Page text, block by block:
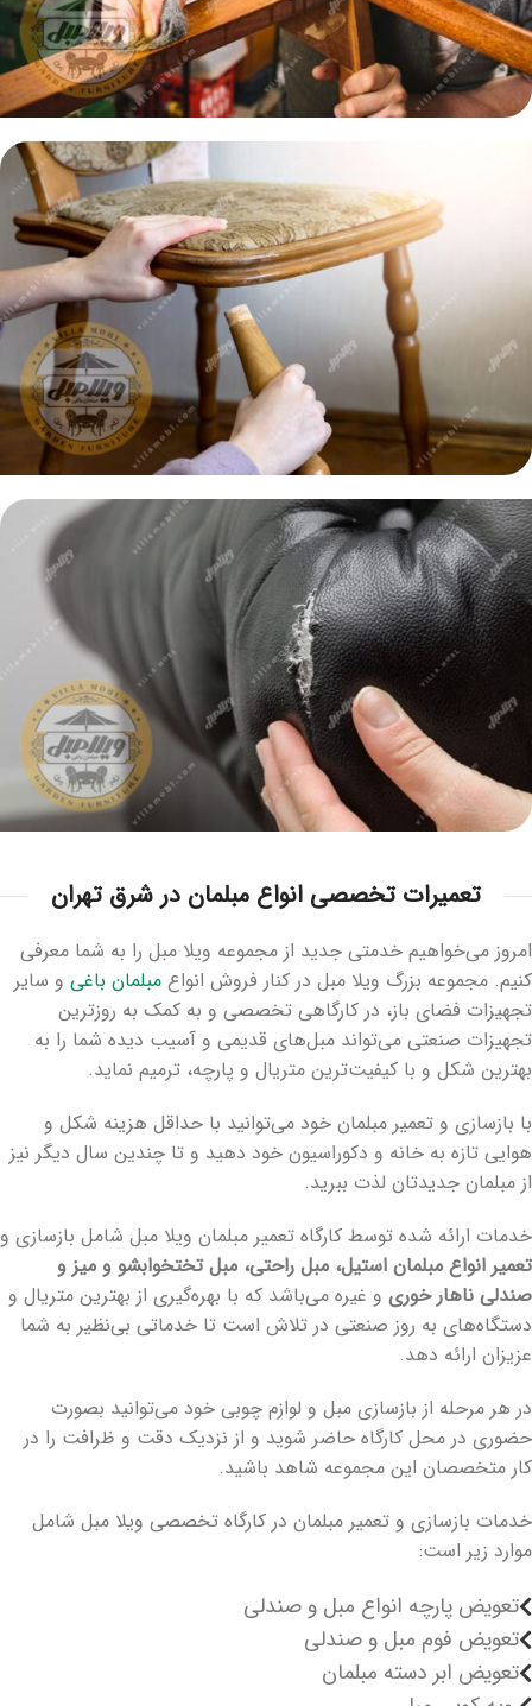
تعمیرات تخصصی انواع مبلمان در شرق تهران
امروز می‌خواهیم خدمتی جدید از مجموعه ویلا مبل را به شما معرفی
کنیم. مجموعه بزرگ ویلا مبل در کنار فروش انواع مبلمان باغی و سایر
تجهیزات فضای باز، در کارگاهی تخصصی و به کمک به روزترین
تجهیزات صنعتی می‌تواند مبل‌های قدیمی و آسیب دیده شما را به
بهترین شکل و با کیفیت‌ترین متریال و پارچه، ترمیم نماید.
با بازسازی و تعمیر مبلمان خود می‌توانید با حداقل هزینه شکل و
هوایی تازه به خانه و دکوراسیون خود دهید و تا چندین سال دیگر نیز
از مبلمان جدیدتان لذت ببرید.
خدمات ارائه شده توسط کارگاه تعمیر مبلمان ویلا مبل شامل بازسازی و
تعمیر انواع مبلمان استیل، مبل راحتی، مبل تختخوابشو و میز و
صندلی ناهار خوری و غیره می‌باشد که با بهره‌گیری از بهترین متریال و
دستگاه‌های به روز صنعتی در تلاش است تا خدماتی بی‌نظیر به شما
عزیزان ارائه دهد.
در هر مرحله از بازسازی مبل و لوازم چوبی خود می‌توانید بصورت
حضوری در محل کارگاه حاضر شوید و از نزدیک دقت و ظرافت را در
کار متخصصان این مجموعه شاهد باشید.
خدمات بازسازی و تعمیر مبلمان در کارگاه تخصصی ویلا مبل شامل
موارد زیر است:
تعویض پارچه انواع مبل و صندلی
تعویض فوم مبل و صندلی
تعویض ابر دسته مبلمان